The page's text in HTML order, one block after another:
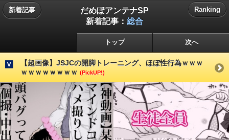
新着記事
だめぽアンテナSP
新着記事： 総合
Ranking
トップ 次へ
【超画像】JSJCの開脚トレーニング、ほぼ性行為ｗｗｗ
ｗｗｗｗｗｗｗｗ (PickUP!)